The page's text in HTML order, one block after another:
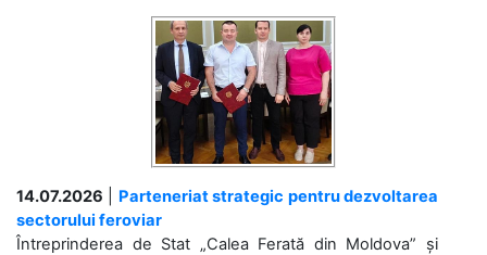
14.07.2026
Parteneriat strategic pentru dezvoltarea
sectorului feroviar
Întreprinderea de Stat „Calea Ferată din Moldova” și